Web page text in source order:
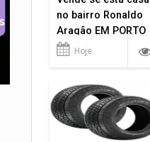
no bairro Ronaldo
Aragão EM PORTO
VELHO RO.
Hoje